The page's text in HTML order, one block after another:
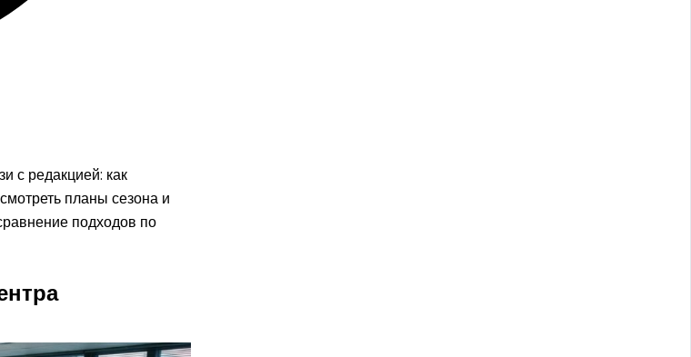
с редакцией: как
планы сезона и
подходов по